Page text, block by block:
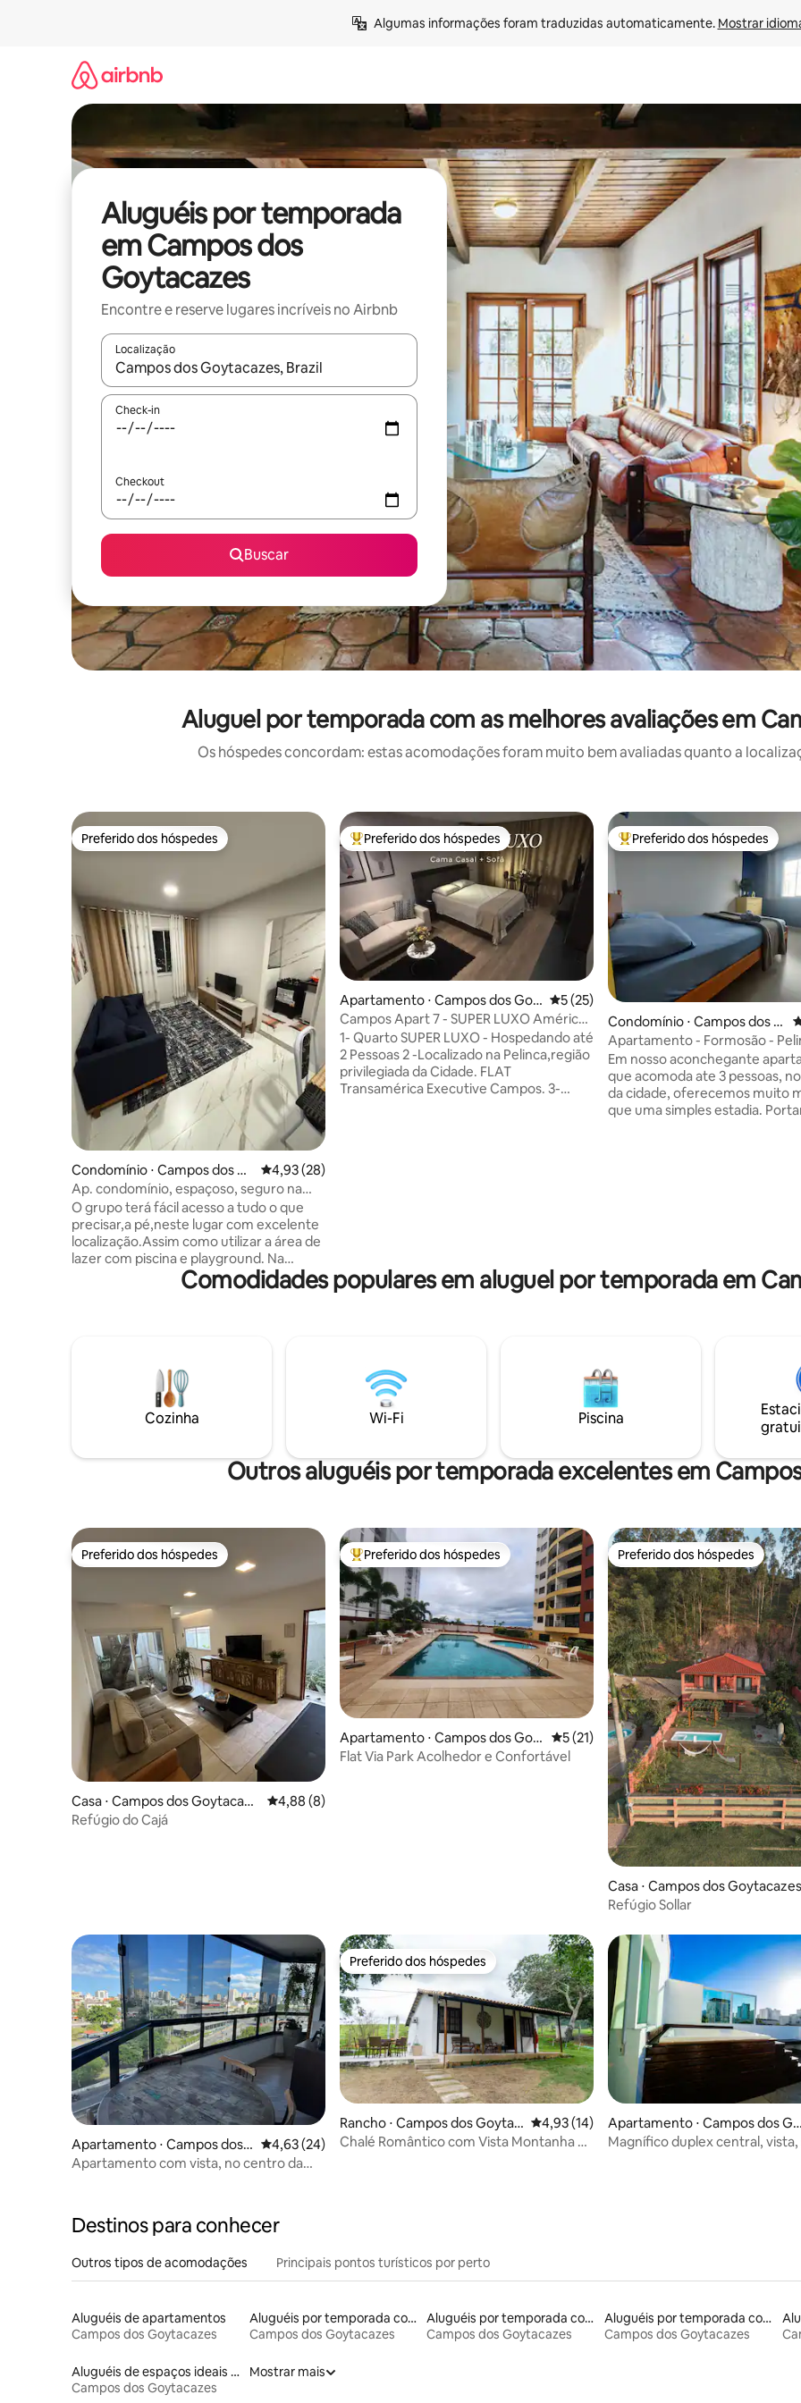
Algumas informações foram traduzidas automaticamente. Mostrar
Aluguéis por temporada
em Campos dos
Goytacazes
Encontre e reserve lugares incríveis no Airbnb
Localização
Quando os resultados estiverem disponíveis, explore-os usando as seta para cima e para baixo do teclado ou tocando
Check-in
Checkout
Buscar
Aluguel por temporada com as melhores avaliações em
Os hóspedes concordam: estas acomodações foram muito bem avaliadas quanto a
Preferido dos hóspedes
Preferido dos hóspedes
Condomínio ⋅ Campos dos G
oytacazes
4,93 de uma avaliação média de 5, 28 avaliações
4,93 (28)
Ap. condomínio, espaçoso, seguro na
Pelinca/centro
O grupo terá fácil acesso a tudo o que
precisar,a pé,neste lugar com excelente
localização.Assim como utilizar a área de
lazer com piscina e playground. Na
Pelinca, próximo a supermercados,
padarias, farmácias, bares, restaurantes,
uma cozinha funcional e
Disponibilizamos roupas de cama e
banho.Venha desfrutar de um ambiente
aconchegante e seguro!
Entre os melhores preferidos dos hóspedes
Preferido dos hóspedes
Apartamento ⋅ Campos dos Goy
tacazes
5 de uma avaliação média de 5, 25
5 (25)
Campos Apart 7 - SUPER LUXO América
Executive
1- Quarto SUPER LUXO - Hospedando até
2 Pessoas 2 -Localizado na Pelinca,região
privilegiada da Cidade. FLAT
Transamérica Executive Campos. 3-
Entre os melhores preferidos
Preferido dos hóspedes
Condomínio ⋅ Campos dos G
oytacazes
Apartamento - Formosão -
Portaria 24h
Em nosso aconchegante
que acomoda ate 3 pessoas,
da cidade, oferecemos muito
que uma simples estadia. Portaria e Mini-
Shopping Estrada;
Comodidades populares em aluguel por temporada em
Cozinha Wi-Fi Piscina
Outros aluguéis por temporada excelentes em
Preferido dos hóspedes
Preferido dos hóspedes
Casa ⋅ Campos dos Goytacaze
s
4,88 de uma avaliação média de 5, 8 avaliações
4,88 (8)
Refúgio do Cajá
Entre os melhores preferidos dos hóspedes
Preferido dos hóspedes
Apartamento ⋅ Campos dos Goy
tacazes
5 de uma avaliação média de 5, 21
5 (21)
Flat Via Park Acolhedor e Confortável
Preferido dos hóspedes
Preferido dos hóspedes
Casa ⋅ Campos dos Goytacazes
Refúgio Sollar
Apartamento ⋅ Campos dos
Goytacazes
4,63 de uma avaliação média de 5, 24 avaliações
4,63 (24)
Apartamento com vista, no centro da
Preferido dos hóspedes
Preferido dos hóspedes
Rancho ⋅ Campos dos Goytac
azes
4,93 de uma avaliação média de 5, 14
4,93 (14)
Chalé Romântico com Vista Montanha –
Apartamento ⋅ Campos dos Go
ytacazes
Magnífico duplex central, vista,
Destinos para conhecer
Outros tipos de acomodações Principais pontos turísticos por perto
Aluguéis de apartamentos
Campos dos Goytacazes
Aluguéis por temporada com acesso ao lago
Campos dos Goytacazes
Aluguéis por temporada com sauna
Campos dos Goytacazes
Aluguéis por temporada com acesso à praia
Campos dos Goytacazes
Aluguéis de espaços ideais para famílias
Campos dos Goytacazes
Mostrar mais